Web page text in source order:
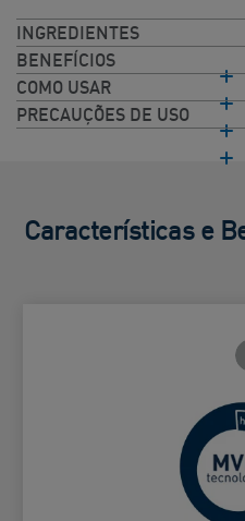
INGREDIENTES
BENEFÍCIOS
COMO USAR
PRECAUÇÕES DE USO
Características e
Libertação
hidratação